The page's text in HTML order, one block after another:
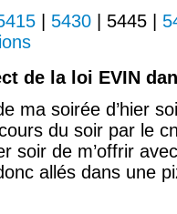
5430 5445
de la loi EVIN
ma soirée d’hier
du soir par le
soir de m’offrir
allés dans une